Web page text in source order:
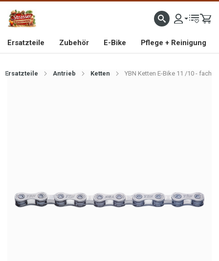
IMPORTEUR VON HOCHWERTIGEN FAHRRAD- UND MOFAERSATZTEILEN SEIT 1993
Ersatzteile Zubehör E-Bike Pflege + Reinigung
Ersatzteile Antrieb Ketten YBN Ketten E-Bike 11 /10 - fach